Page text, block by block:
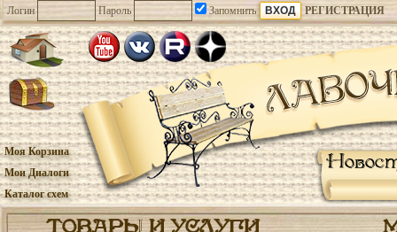
Логин Пароль Запомнить РЕГИСТРАЦИЯ
Моя Корзина
Мои Диалоги
Каталог схем